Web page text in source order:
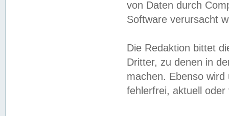
von Daten durch
Software verursacht
Die Redaktion bittet
Dritter, zu denen in
machen. Ebenso
fehlerfrei, aktuell oder